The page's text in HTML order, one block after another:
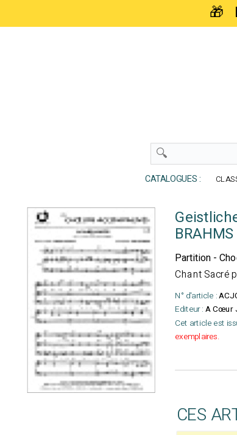
🎁
CATALOGUES :
BRAHMS
Partition -
Chant Sacré
N° d'article :
Editeur : A Cœur
Cet article est
exemplaires.
CES